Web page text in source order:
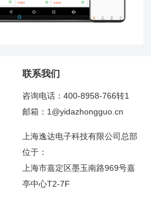
联系我们
咨询电话：400-8958-766转1
邮箱：1@yidazhongguo.cn
上海逸达电子科技有限公司总部
位于：
上海市嘉定区墨玉南路969号嘉
亭中心T2-7F